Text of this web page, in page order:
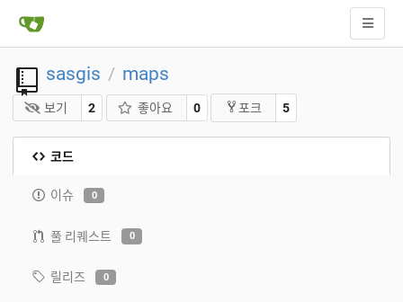
sasgis / maps
보기 2 좋아요 0 포크 5
코드
이슈 0
풀 리퀘스트 0
릴리즈 0